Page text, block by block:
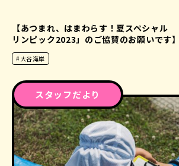
【あつまれ、はまわらす！夏スペシャル
リンピック2023」のご協賛のお願いです】
#大谷海岸
スタッフだより